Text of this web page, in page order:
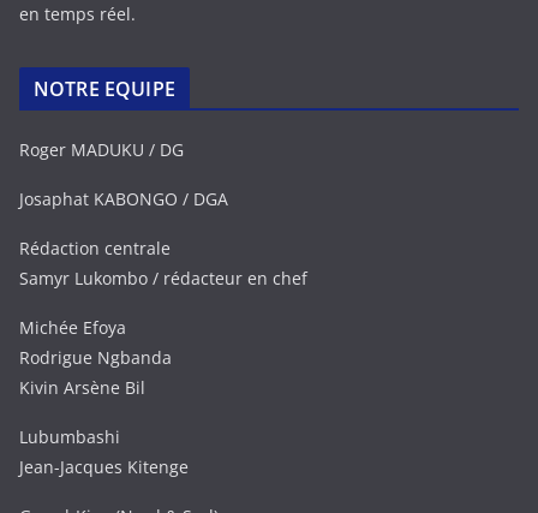
en temps réel.
NOTRE EQUIPE
Roger MADUKU / DG
Josaphat KABONGO / DGA
Rédaction centrale
Samyr Lukombo / rédacteur en chef
Michée Efoya
Rodrigue Ngbanda
Kivin Arsène Bil
Lubumbashi
Jean-Jacques Kitenge